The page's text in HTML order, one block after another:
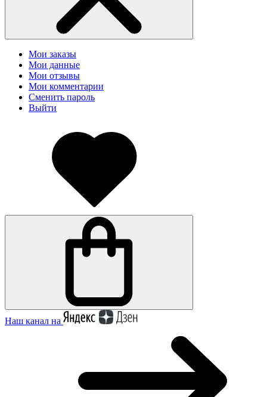
Мои заказы
Мои данные
Мои отзывы
Мои комментарии
Сменить пароль
Выйти
Наш канал на